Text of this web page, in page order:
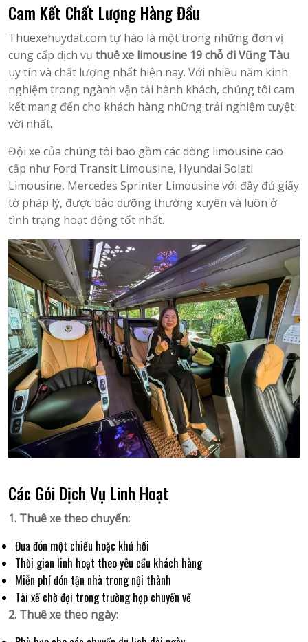
Cam Kết Chất Lượng Hàng Đầu
Thuexehuydat.com tự hào là một trong những đơn vị
cung cấp dịch vụ thuê xe limousine 19 chỗ đi Vũng Tàu
uy tín và chất lượng nhất hiện nay. Với nhiều năm kinh
nghiệm trong ngành vận tải hành khách, chúng tôi cam
kết mang đến cho khách hàng những trải nghiệm tuyệt
vời nhất.
Đội xe của chúng tôi bao gồm các dòng limousine cao
cấp như Ford Transit Limousine, Hyundai Solati
Limousine, Mercedes Sprinter Limousine với đầy đủ giấy
tờ pháp lý, được bảo dưỡng thường xuyên và luôn ở
tình trạng hoạt động tốt nhất.
Các Gói Dịch Vụ Linh Hoạt
1. Thuê xe theo chuyến:
Đưa đón một chiều hoặc khứ hồi
Thời gian linh hoạt theo yêu cầu khách hàng
Miễn phí đón tận nhà trong nội thành
Tài xế chờ đợi trong trường hợp chuyến về
2. Thuê xe theo ngày: